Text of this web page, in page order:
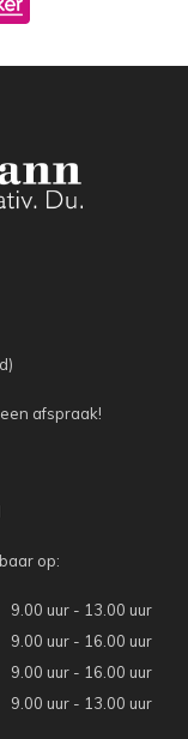
afspraak!
op:
9.00 uur - 13.00 uur
9.00 uur - 16.00 uur
9.00 uur - 16.00 uur
9.00 uur - 13.00 uur